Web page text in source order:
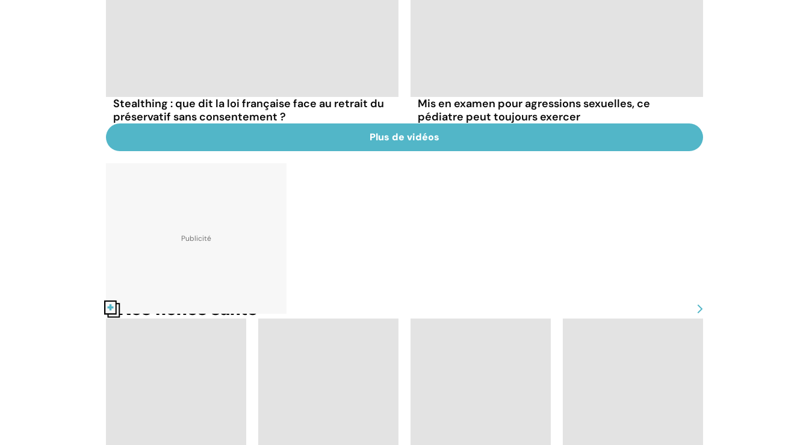
Stealthing : que dit la loi française face au retrait du
préservatif sans consentement ?
Mis en examen pour agressions sexuelles, ce
pédiatre peut toujours exercer
Plus de vidéos
Nos fiches santé